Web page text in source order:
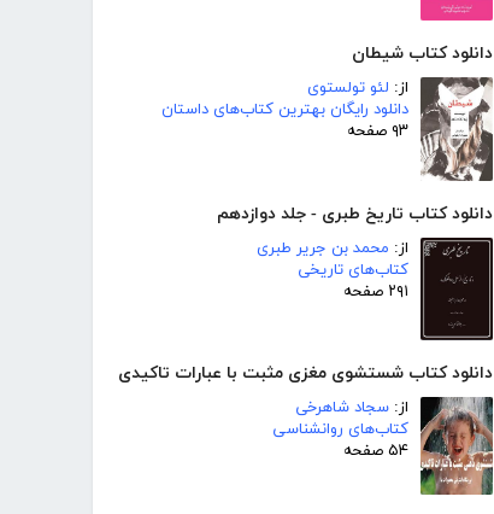
دانلود کتاب شیطان
از: لئو تولستوی
دانلود رایگان بهترین کتاب‌های داستان
۹۳ صفحه
دانلود کتاب تاریخ طبری - جلد دوازدهم
از: محمد بن جریر طبری
کتاب‌های تاریخی
۲۹۱ صفحه
دانلود کتاب شستشوی مغزی مثبت با عبارات تاکیدی
از: سجاد شاهرخی
کتاب‌های روانشناسی
۵۴ صفحه